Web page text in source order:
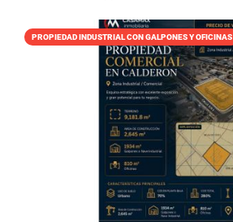
PROPIEDAD INDUSTRIAL CON GALPONES Y OFICINAS